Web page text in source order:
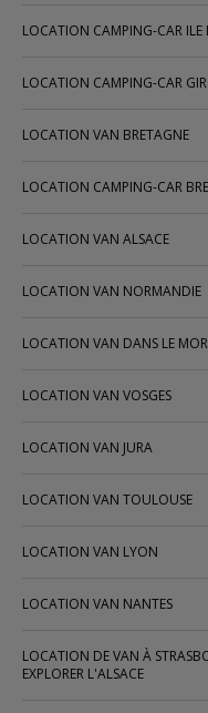
LOCATION CAMPING-CAR ILE
LOCATION CAMPING-CAR
LOCATION VAN BRETAGNE
LOCATION CAMPING-CAR
LOCATION VAN ALSACE
LOCATION VAN NORMANDIE
LOCATION VAN DANS LE
LOCATION VAN VOSGES
LOCATION VAN JURA
LOCATION VAN TOULOUSE
LOCATION VAN LYON
LOCATION VAN NANTES
LOCATION DE VAN À
EXPLORER L'ALSACE